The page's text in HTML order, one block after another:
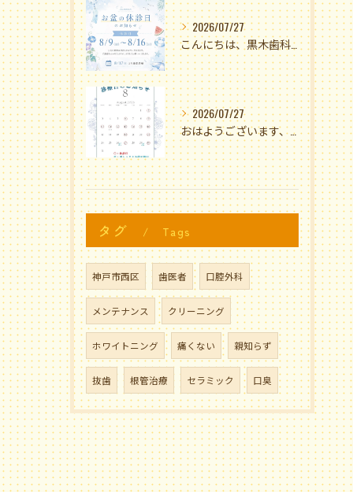
2026/07/27
こんにちは、黒木歯科医院です🫶🏻
2026/07/27
おはようございます、黒木歯科医院です🌻✨
タグ Tags
神戸市西区 歯医者 口腔外科
メンテナンス クリーニング
ホワイトニング 痛くない 親知らず
抜歯 根管治療 セラミック 口臭